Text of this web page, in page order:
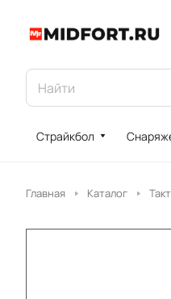
Страйкбол
Главная Каталог